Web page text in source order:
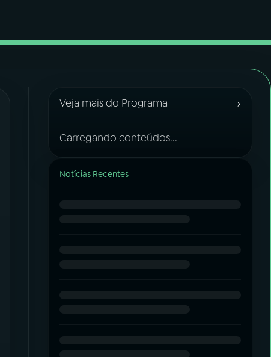
Veja mais do Programa ›
Carregando conteúdos...
Notícias Recentes